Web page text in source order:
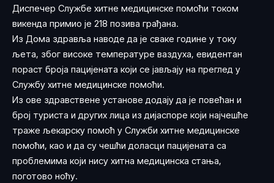
Диспечер Службе хитне медицинске помоћи током
викенда примио је 218 позива грађана.
Из Дома здравља наводе да је сваке године у току
љета, због високе температуре ваздуха, евидентан
пораст броја пацијената који се јављају на преглед у
Службу хитне медицинске помоћи.
Из ове здравствене установе додају да је повећан и
број туриста и других лица из дијаспоре који најчешће
траже љекарску помоћ у Служби хитне медицинске
помоћи, као и да су чешћи доласци пацијената са
проблемима који нису хитна медицинска стања,
поготово ноћу.